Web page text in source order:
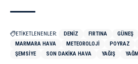
ETİKETLENENLER: DENIZ FIRTINA GÜNEŞ
MARMARA HAVA
METEOROLOJI POYRAZ
ŞEMSIYE
SON DAKIKA HAVA YAĞIŞ